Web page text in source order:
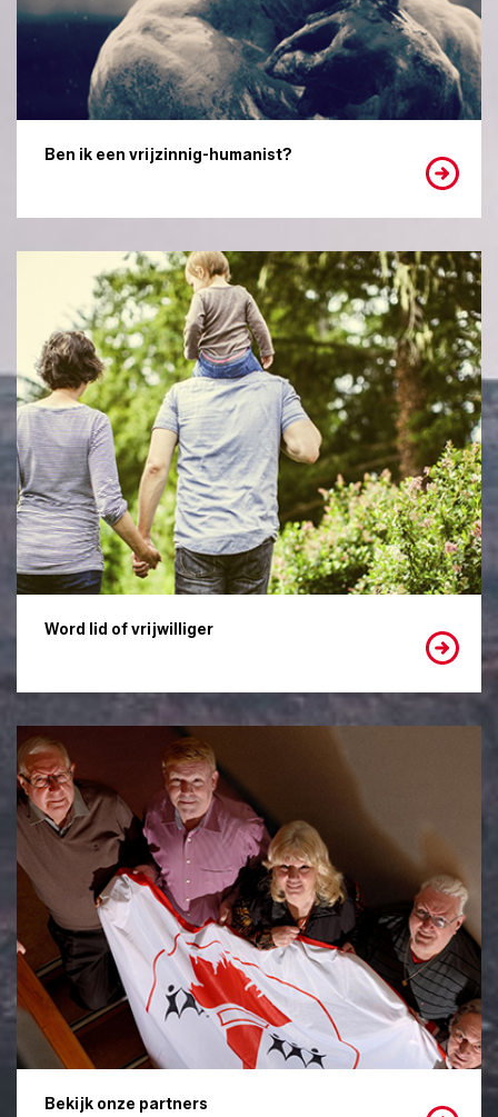
Ben ik een vrijzinnig-humanist?
Word lid of vrijwilliger
Bekijk onze partners